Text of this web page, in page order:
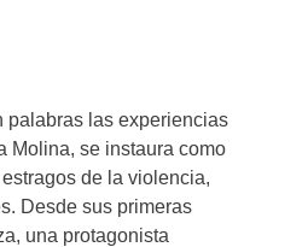
palabras las experiencias
Molina, se instaura como
de la violencia,
Desde sus primeras
una protagonista